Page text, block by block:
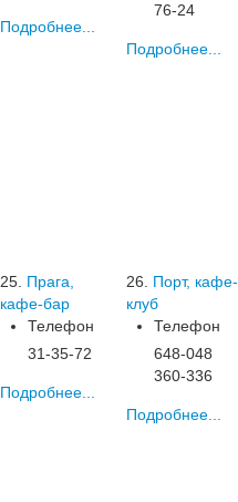
Подробнее...
76-24
Подробнее...
25. Прага,
кафе-бар
Телефон
31-35-72
Подробнее...
26.
Порт, кафе-
клуб
Телефон
648-048
360-336
Подробнее...